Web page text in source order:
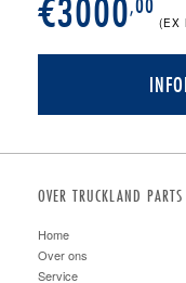
€3000 (EX
OVER TRUCKLAND PARTS
Home
Over ons
Service